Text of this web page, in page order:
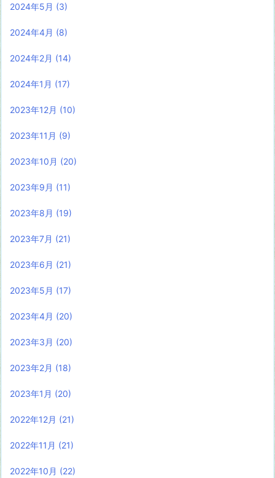
2024年5月 (3)
2024年4月 (8)
2024年2月 (14)
2024年1月 (17)
2023年12月 (10)
2023年11月 (9)
2023年10月 (20)
2023年9月 (11)
2023年8月 (19)
2023年7月 (21)
2023年6月 (21)
2023年5月 (17)
2023年4月 (20)
2023年3月 (20)
2023年2月 (18)
2023年1月 (20)
2022年12月 (21)
2022年11月 (21)
2022年10月 (22)